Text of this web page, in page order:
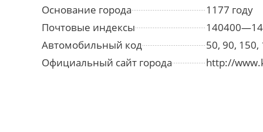
Основание города
1177 году
Почтовые индексы
Автомобильный код
50, 90, 150,
Официальный сайт города
http://